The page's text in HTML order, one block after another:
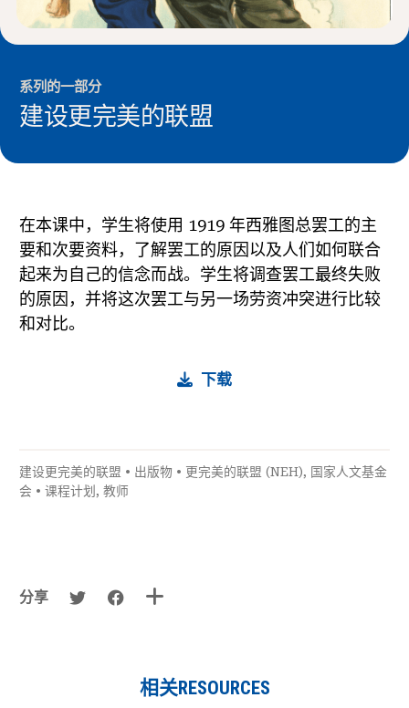
系列的一部分
建设更完美的联盟
在本课中，学生将使用 1919 年西雅图总罢工的主
要和次要资料，了解罢工的原因以及人们如何联合
起来为自己的信念而战。学生将调查罢工最终失败
的原因，并将这次罢工与另一场劳资冲突进行比较
和对比。
下载
建设更完美的联盟 • 出版物 • 更完美的联盟 (NEH), 国家人文基金
会 • 课程计划 , 教师
分享
相关RESOURCES